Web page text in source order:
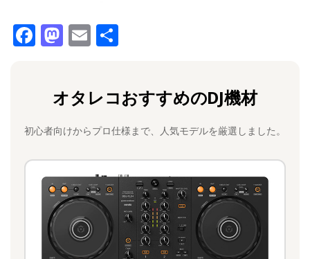
F
b
o
o
k
M
o
d
o
n
E
l
オタレコおすすめのDJ機材
初心者向けからプロ仕様まで、人気モデルを厳選しました。